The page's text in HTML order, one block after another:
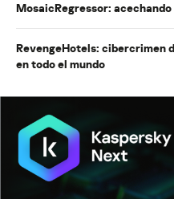
MosaicRegressor: acechando
RevengeHotels: cibercrimen
en todo el mundo